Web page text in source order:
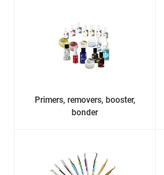
Primers, removers, booster,
bonder